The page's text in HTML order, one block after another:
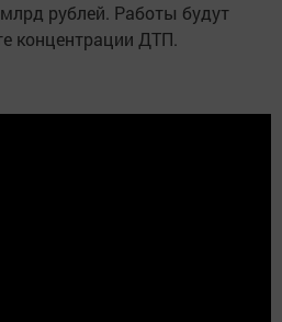
рублей. Работы будут
концентрации ДТП.